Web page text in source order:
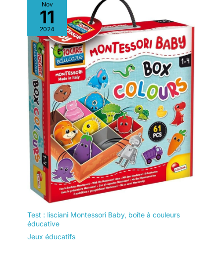
Nov
11
2024
Test : lisciani Montessori Baby, boîte à couleurs
éducative
Jeux éducatifs